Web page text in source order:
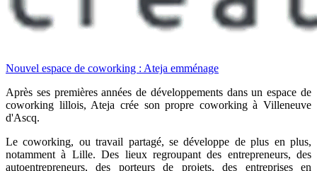
Nouvel espace de coworking : Ateja emménage
Après ses premières années de développements dans un espace de
coworking lillois, Ateja crée son propre coworking à Villeneuve
d'Ascq.
Le coworking, ou travail partagé, se développe de plus en plus,
notamment à Lille. Des lieux regroupant des entrepreneurs, des
autoentrepreneurs, des porteurs de projets, des entreprises en